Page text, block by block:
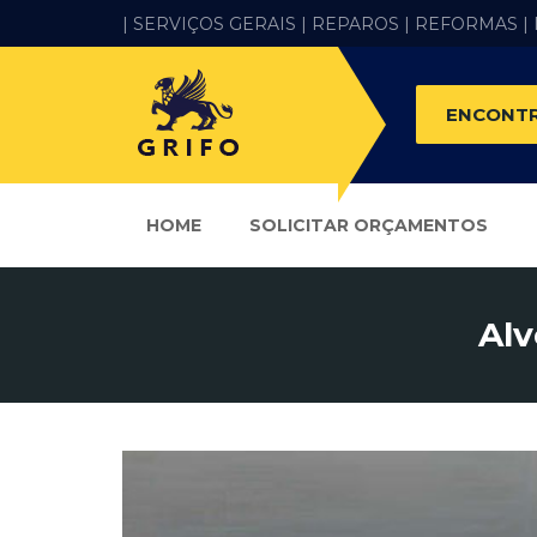
| SERVIÇOS GERAIS | REPAROS | REFORMAS |
HOME SOLICITAR ORÇAMENTOS